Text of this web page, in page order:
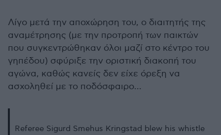
Λίγο μετά την αποχώρηση του, ο διαιτητής της
αναμέτρησης (με την προτροπή των παικτών
που συγκεντρώθηκαν όλοι μαζί στο κέντρο του
γηπέδου) σφύριξε την οριστική διακοπή του
αγώνα, καθώς κανείς δεν είχε όρεξη να
ασχοληθεί με το ποδόσφαιρο...
Referee Sigurd Smehus Kringstad blew his whistle